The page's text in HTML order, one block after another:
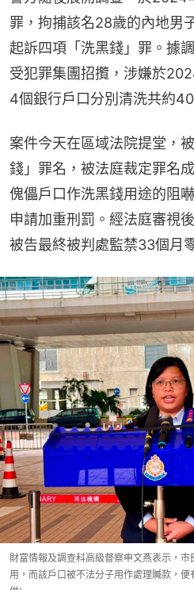
罪，拘捕該名28歲的內地男
起訴四項「洗黑錢」罪。據
受犯罪集團招攬，涉嫌於
4個銀行戶口分別清洗共約
案件今天在區域法院提堂，
錢」罪名，被法庭裁定罪名
傀儡戶口作洗黑錢用途的阻
申請加重刑罰。經法庭審視
被告最終被判處監禁33個月
財富情報及調查科高級督察申文燕表示，
用，而該戶口被不法分子用作處理贓款，